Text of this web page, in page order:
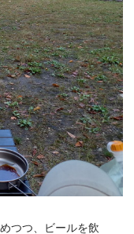
つつ、ビールを飲